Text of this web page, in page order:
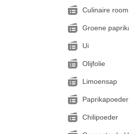
Culinaire room
Groene
Ui
Olijfolie
Limoensap
Paprikapoeder
Chilipoeder